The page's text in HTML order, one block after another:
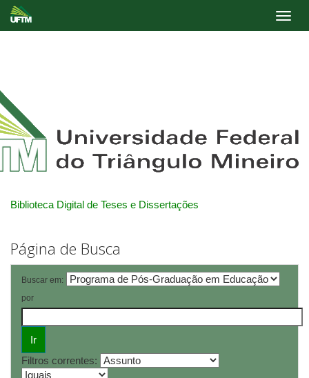
Biblioteca Digital de Teses e Dissertações
Página de Busca
Buscar em:
por
Filtros correntes: